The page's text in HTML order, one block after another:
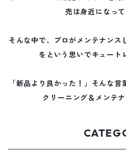
売は身近になって
そんな中で、プロがメンテナンス
をという思いでキュート
「新品より良かった！」そんな言
クリーニング＆メンテ